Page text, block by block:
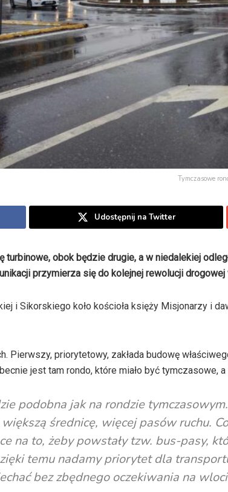
Tymczasowe
Udostępnij na Twitter
obok będzie drugie, a w niedalekiej
przymierza się do kolejnej rewolucji drogowej
i Sikorskiego koło kościoła księży Misjonarzy i
Pierwszy, priorytetowy, zakłada budowę
jest tam rondo, które miało być tymczasowe, a
podobna jak na rondzie
średnicę, więcej pasów ruchu.
na to, żeby powstały tzw. bus-pasy,
temu nadamy priorytet dla
bez zbędnego oczekiwania na